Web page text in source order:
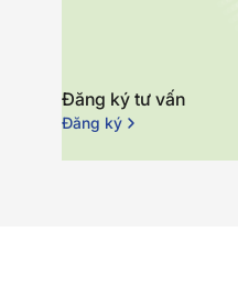
Đăng ký tư vấn
Đăng ký